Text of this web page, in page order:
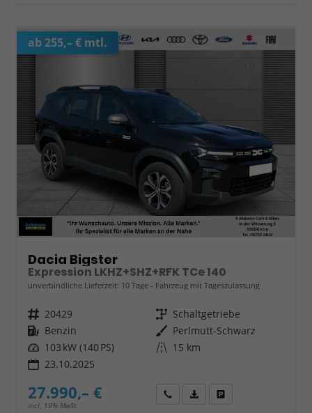
ab 255,– € mtl.
Dacia Bigster
Expression LKHZ+SHZ+RFK TCe 140
unverbindliche Lieferzeit: 10 Tage Fahrzeug mit Tageszulassung
Fahrzeugnr. 20429 Getriebe Schaltgetriebe
Kraftstoff Benzin Außenfarbe Perlmutt-Schwarz
Leistung 103 kW (140 PS) Kilometerstand 15 km
23.10.2025
27.990,– €
incl. 19% MwSt.
Wir rufen Sie anFahrzeugexposé (PDF)